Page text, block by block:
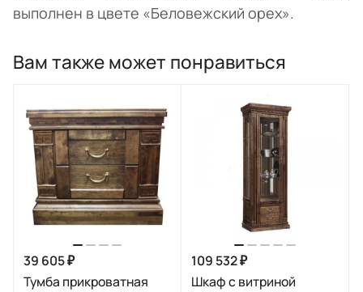
выполнен в цвете «Беловежский орех».
Вам также может понравиться
39 605 ₽
Тумба прикроватная
109 532 ₽
Шкаф с витриной